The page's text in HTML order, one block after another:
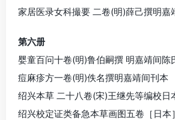
家居医录女科撮要 二卷(明)薛己撰明嘉
第六册
婴童百问十卷(明)鲁伯嗣撰 明嘉靖间陈
痘麻疹方一卷(明)佚名撰明嘉靖间刊本
绍兴本草 二十八卷(宋)王继先等编校日
绍兴校定证类备急本草画图五卷［日本